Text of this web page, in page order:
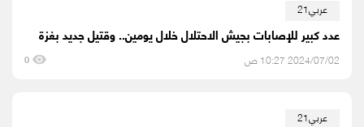
عربي21
عدد كبير للإصابات بجيش الاحتلال خلال يومين.. وقتيل جديد بغزة
2024/07/02 10:27 ص 0
عربي21